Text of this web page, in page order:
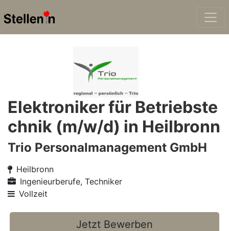
Elektroniker für Betriebste
chnik (m/w/d) in Heilbronn
Trio Personalmanagement GmbH
Heilbronn
Ingenieurberufe, Techniker
Vollzeit
Jetzt Bewerben